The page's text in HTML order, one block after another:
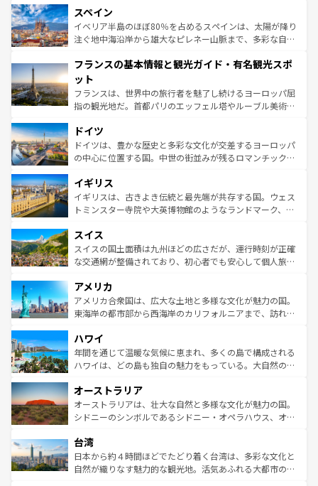
ろん、トスカーナの美しい田園風景やアマルフィ海岸の絶
景など、自然景観も見逃せない。観光の合間には、本場の
ピザやパスタなど、絶品のイタリア料理を堪能することも
ませてくれるイタリアで、忘れられない旅をしてみよう！
なお、新着のイタリア情報は
しい。
スペイン
イベリア半島のほぼ80％を占めるスペインは、太陽が降り
注ぐ地中海沿岸から雄大なピレネー山脈まで、多彩な自然
文化が根付くこの国では、情熱的なフラメンコ、熱気あふ
れる闘牛、そして美味しいタパスが生活の一部となってい
る。首都マドリードの洗練された雰囲気や、バルセロナの
アートに溢れた街角から、地方では古代ローマ遺跡や中世
せる。地方によって風土や気候が異なるスペインはその個
性で訪れる人を魅了する。 なお、新着のスペイン情報は コ
ンテンツ一覧を参照してほしい。
フランスの基本情報と観光ガイド・有名観光スポ
ット
フランスは、世界中の旅行者を魅了し続けるヨーロッパ屈
指の観光地だ。首都パリのエッフェル塔やルーブル美術館
で、幅広い魅力が詰まっている。華麗な宮殿、歴史的な大
聖堂、美しいビーチ、そして豊かな自然が、訪れる者を心
から魅了する。また、フランスは美食の国としても知ら
いる。シャンパンの発祥地であるランス、プロヴァンスの
香り高いラベンダー畑など、多彩な楽しみ方が可能だ。さ
らに、パリ以外の地域にも魅力が溢れており、どの街角に
れる地方に足を運ぶとそれぞれで全く異なる文化を体験で
きるだろう。 なお、新着のフランス情報はコンテンツ一覧
を参照してほしい。
ドイツ
ドイツは、豊かな歴史と多彩な文化が交差するヨーロッパ
の中心に位置する国。中世の街並みが残るロマンチック街
顔を持つこの国は、どこを歩いても飽きることがない。ベ
ルリンの文化的活気、バイエルン州のアルプスの絶景、そ
してライン川沿いのワイン畑といった風景は必見。ビール
は、お酒好きな人にはぜひ体験してほしい。 なお、新着の
ドイツ情報はコンテンツ一覧を参照してほしい。
イギリス
イギリスは、古きよき伝統と最先端が共存する国。ウェス
トミンスター寺院や大英博物館のようなランドマーク、歴
リアごとに異なる魅力がある。また、優雅なアフタヌーン
ティー、ビール好きにはたまらない英国パブ、サッカー観
戦など、本場だからこそできる体験も豊富。イギリスを旅
ンツ一覧を参照してほしい。
スイス
スイスの国土面積は九州ほどの広さだが、運行時刻が正確
な交通網が整備されており、初心者でも安心して個人旅行
の建物がそのまま残る町や、スイスならではのユニークな
博物館もあり、アルプス観光だけでなく町歩きも満喫する
ことができる。国民の所得が高いため物価も高いが、旅行
ば市内交通費無料で観光を楽しむこともできる。 なお、新
着のスイス情報はコンテンツ一覧 を参照してほしい。
アメリカ
アメリカ合衆国は、広大な土地と多様な文化が魅力の国。
東海岸の都市部から西海岸のカリフォルニアまで、訪れる
のような巨大都市は、観光、ショッピング、エンターテイ
ンメントが詰まった刺激的なスポットだ。一方、アメリカ
西部には大自然が広がり、グランドキャニオンやイエロー
部のニューオーリンズでは、音楽と美食が融合した独特の
文化が魅力。旅行者はアメリカの各地域で異なる魅力を楽
しみながら、その多様性と豊かな歴史を感じることができ
ならではの贅沢な旅のスタイルだ。 なお、新着のアメリカ
情報はコンテンツ一覧を参照してほしい。
ハワイ
年間を通じて温暖な気候に恵まれ、多くの島で構成される
ハワイは、どの島も独自の魅力をもっている。大自然の神
ワイ島は見逃せない。また、定番の観光地といえばオアフ
島だが、静かな自然を求めるならマウイ島やカウアイ島が
おすすめ。エメラルドグリーンに輝く海をはじめ、豊かな
れるおもてなしの心で訪れる人々を迎えてくれるハワイの
人々、おいしいローカルフードやハワイアンミュージッ
ク、伝統的なフラダンスなど、すべてがハワイの魅力を彩
オーストラリア
オーストラリアは、壮大な自然と多様な文化が魅力の国。
シドニーのシンボルであるシドニー・オペラハウス、オー
リアリーフや大陸中央部にそびえるウルル（エアーズロッ
ク）、タスマニアの美しい原生林やケアンズの熱帯雨林な
ど、見どころがたくさん。また、カフェやワイン、オージ
台湾
日本から約４時間ほどでたどり着く台湾は、多彩な文化と
自然が織りなす魅力的な観光地。活気あふれる大都市の台